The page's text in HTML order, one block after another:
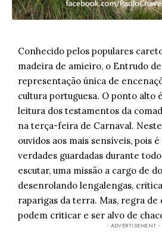
Conhecido pelos populares
madeira de amieiro, o Entrudo
representação única de
cultura portuguesa. O ponto alto
leitura dos testamentos da
na terça-feira de Carnaval.
ouvidos aos mais sensíveis, pois
verdades guardadas durante
escutar, uma missão a cargo de
desenrolando lengalengas,
raparigas da terra. Mas, regra de
podem criticar e ser alvo de
- ADVERTISEMENT -